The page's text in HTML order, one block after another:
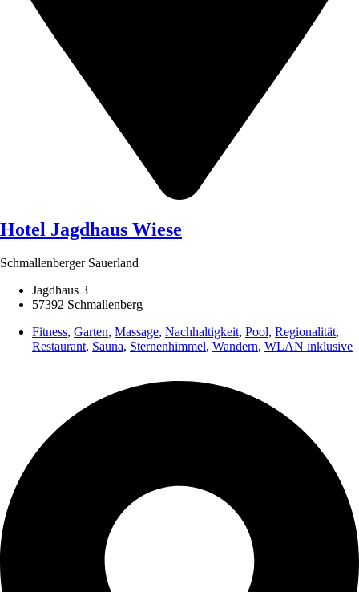
Hotel Jagdhaus Wiese
Schmallenberger Sauerland
Jagdhaus 3
57392 Schmallenberg
Fitness, Garten, Massage, Nachhaltigkeit, Pool, Regionalität,
Restaurant, Sauna, Sternenhimmel, Wandern, WLAN inklusive